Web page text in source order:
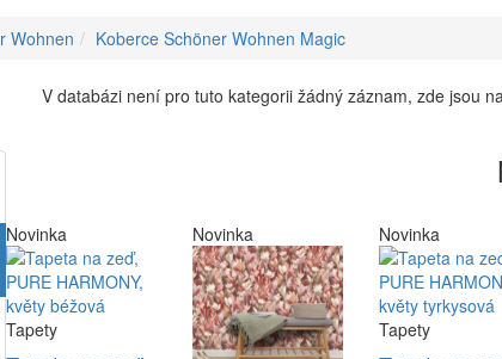
Wohnen Koberce Schöner Wohnen Magic
V databázi není pro tuto kategorii žádný záznam, zde jsou
Novinka
Tapety
Novinka Novinka
Tapety